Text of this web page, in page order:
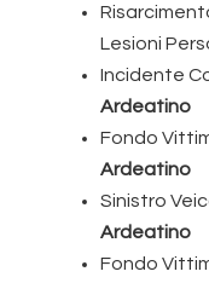
Lesioni
Incidente
Ardeatino
Fondo
Ardeatino
Sinistro
Ardeatino
Fondo